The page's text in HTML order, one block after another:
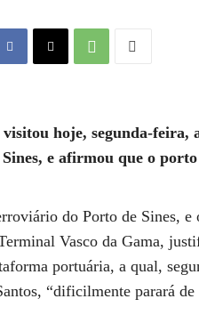
hoje, segunda-feira,
e afirmou que o
do Porto de Sines, e
Vasco da Gama,
portuária, a qual,
“dificilmente parará